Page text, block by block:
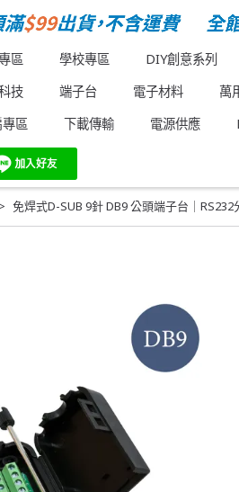
區 學校專區 DIY創意系列
技 端子台 電子材料 萬
區 下載傳輸 電源供應
免焊式D-SUB 9針 DB9 公頭端子台｜